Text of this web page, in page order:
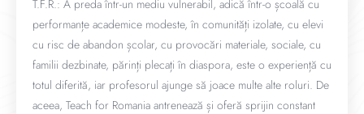
T.F.R.: A preda într-un mediu vulnerabil, adică într-o școală cu
performanțe academice modeste, în comunități izolate, cu elevi
cu risc de abandon școlar, cu provocări materiale, sociale, cu
familii dezbinate, părinți plecați în diaspora, este o experiență cu
totul diferită, iar profesorul ajunge să joace multe alte roluri. De
aceea, Teach for Romania antrenează și oferă sprijin constant